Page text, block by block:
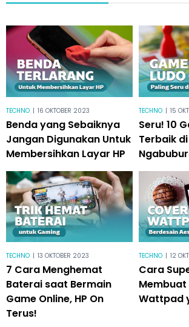
TECHNO | 16 OKTOBER 2023
Benda yang Sebaiknya
Jangan Digunakan Untuk
Membersihkan Layar HP
TECHNO | 15
Seru! 10
Terbaik
TECHNO | 13 OKTOBER 2023
7 Cara Menghemat
Baterai saat Bermain
Game Online, HP On
Terus!
TECHNO | 12
Cara
Wattpad